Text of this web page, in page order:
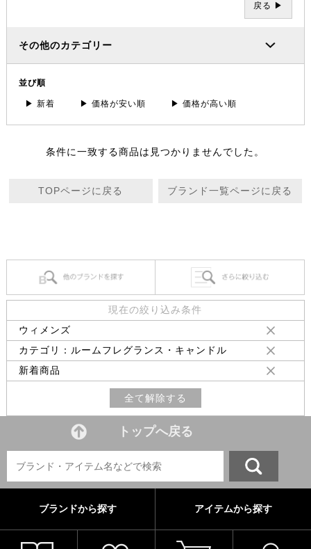
戻る ▶
その他のカテゴリー
並び順
▶ 新着 ▶ 価格が安い順 ▶ 価格が高い順
条件に一致する商品は見つかりませんでした。
TOPページに戻る ブランド一覧ページに戻る
現在の絞り込み条件
ウィメンズ
カテゴリ：ルームフレグランス・キャンドル
新着商品
全て解除する
トップへ戻る
ブランドから探す アイテムから探す